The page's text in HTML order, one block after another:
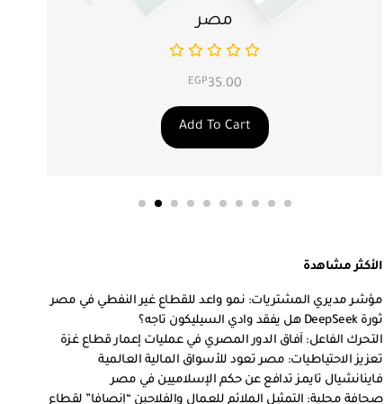
مصر
EGP35.00
Add To Cart
الأكثر مشاهدة
مؤشر مديري المشتريات: نمو واعد للقطاع غير النفطي في مصر
ثورة DeepSeek هل يفقد وادي السيليكون تاجه؟
التحرك الفاعل: آفاق الدور المصري في عمليات إعمار قطاع غزة
تعزيز الاحتياطيات: مصر تعود للأسواق المالية العالمية
فاينانشيال تايمز تدافع عن حكم الإسلاميين في مصر
صحافة محلية: التمثيل الملائم للعمال والفلاحين “إنصافا” لقطاع